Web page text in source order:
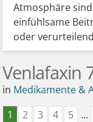
Atmosphäre
einfühlsame
oder
Venlafaxin
in Medikamente &
1
2 3 4 5 ...